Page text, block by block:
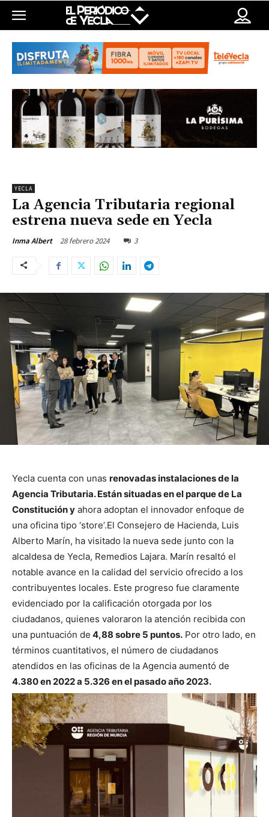
YECLA
La Agencia Tributaria regional
estrena nueva sede en Yecla
Inma Albert 28 febrero 2024 3
Yecla cuenta con unas renovadas instalaciones de la
Agencia Tributaria. Están situadas en el parque de La
Constitución y ahora adoptan el innovador enfoque de
una oficina tipo ‘store’.El Consejero de Hacienda, Luis
Alberto Marín, ha visitado la nueva sede junto con la
alcaldesa de Yecla, Remedios Lajara. Marín resaltó el
notable avance en la calidad del servicio ofrecido a los
contribuyentes locales. Este progreso fue claramente
evidenciado por la calificación otorgada por los
ciudadanos, quienes valoraron la atención recibida con
una puntuación de 4,88 sobre 5 puntos. Por otro lado, en
términos cuantitativos, el número de ciudadanos
atendidos en las oficinas de la Agencia aumentó de
4.380 en 2022 a 5.326 en el pasado año 2023.